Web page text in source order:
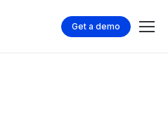
Get a demo